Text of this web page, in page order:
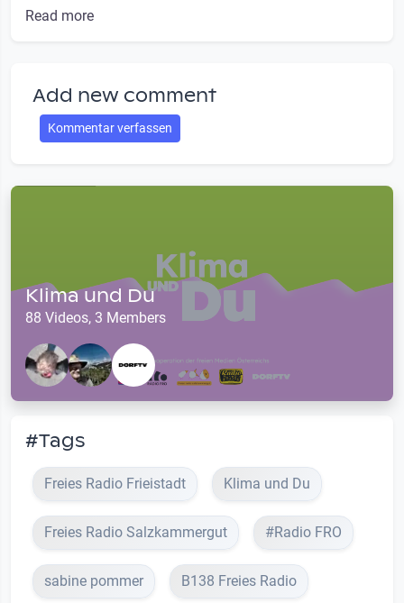
Read more
Add new comment
Kommentar verfassen
Klima und Du
88 Videos, 3 Members
#Tags
Freies Radio Frieistadt Klima und Du
Freies Radio Salzkammergut #Radio FRO
sabine pommer B138 Freies Radio